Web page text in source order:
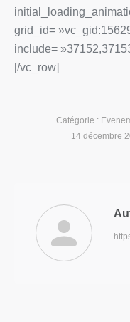
grid_id=
include=
[/vc_row]
Catégorie :
14 décembre